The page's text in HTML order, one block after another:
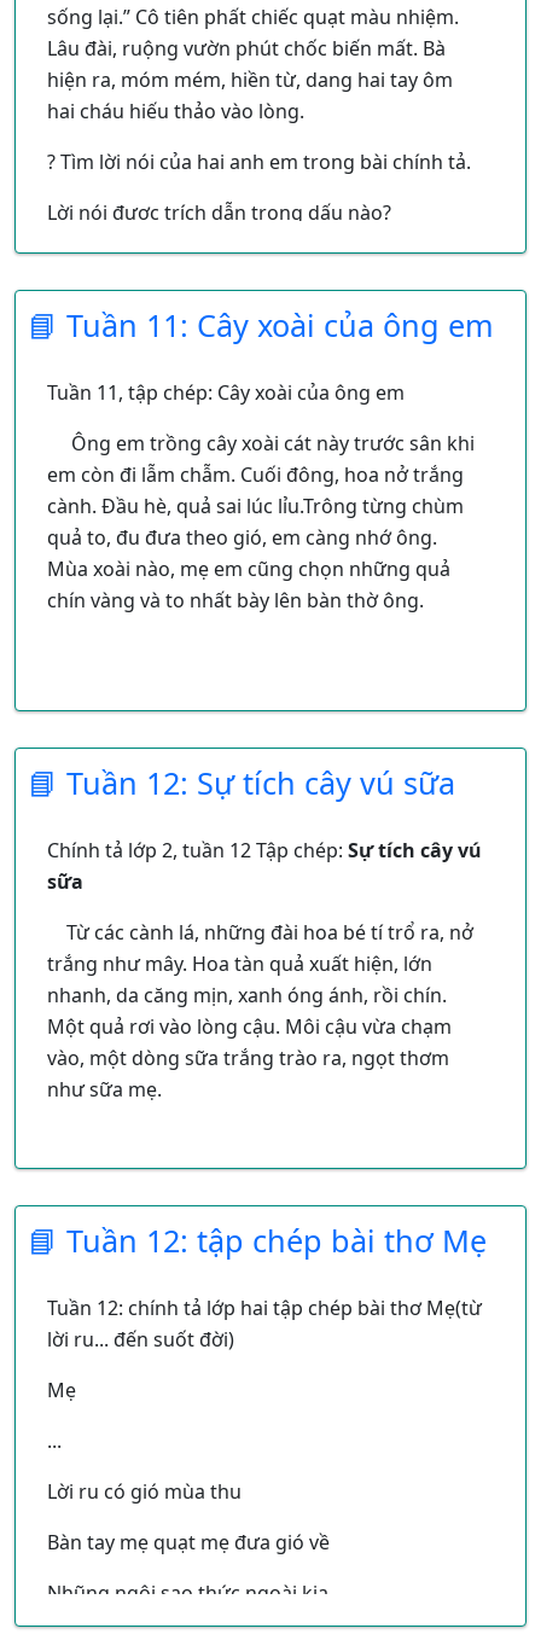
sống lại.” Cô tiên phất chiếc quạt màu nhiệm.
Lâu đài, ruộng vườn phút chốc biến mất. Bà
hiện ra, móm mém, hiền từ, dang hai tay ôm
hai cháu hiếu thảo vào lòng.
? Tìm lời nói của hai anh em trong bài chính tả.
Lời nói được trích dẫn trong dấu nào?
📘 Tuần 11: Cây xoài của ông em
Tuần 11, tập chép: Cây xoài của ông em
Ông em trồng cây xoài cát này trước sân khi
em còn đi lẫm chẫm. Cuối đông, hoa nở trắng
cành. Đầu hè, quả sai lúc lỉu.Trông từng chùm
quả to, đu đưa theo gió, em càng nhớ ông.
Mùa xoài nào, mẹ em cũng chọn những quả
chín vàng và to nhất bày lên bàn thờ ông.
📘 Tuần 12: Sự tích cây vú sữa
Chính tả lớp 2, tuần 12 Tập chép: Sự tích cây vú
sữa
Từ các cành lá, những đài hoa bé tí trổ ra, nở
trắng như mây. Hoa tàn quả xuất hiện, lớn
nhanh, da căng mịn, xanh óng ánh, rồi chín.
Một quả rơi vào lòng cậu. Môi cậu vừa chạm
vào, một dòng sữa trắng trào ra, ngọt thơm
như sữa mẹ.
📘 Tuần 12: tập chép bài thơ Mẹ
Tuần 12: chính tả lớp hai tập chép bài thơ Mẹ(từ
lời ru... đến suốt đời)
Mẹ
...
Lời ru có gió mùa thu
Bàn tay mẹ quạt mẹ đưa gió về
Nhũng ngôi sao thức ngoài kia